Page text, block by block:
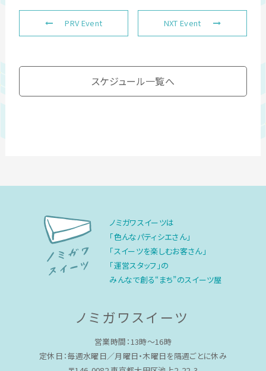
PRV Event NXT Event
スケジュール一覧へ
ノミガワスイーツは
「色んなパティシエさん」
「スイーツを楽しむお客さん」
「運営スタッフ」の
みんなで創る“まち”のスイーツ屋
ノミガワスイーツ
営業時間：13時〜16時
定休日：毎週水曜日／月曜日・木曜日を隔週ごとに休み